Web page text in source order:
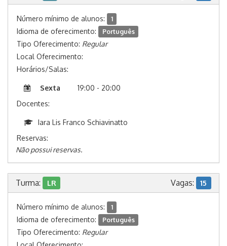
Número mínimo de alunos: 1
Idioma de oferecimento: Português
Tipo Oferecimento: Regular
Local Oferecimento:
Horários/Salas:
Sexta
19:00 - 20:00
Docentes:
Iara Lis Franco Schiavinatto
Reservas:
Não possui reservas.
Turma: LR Vagas: 15
Número mínimo de alunos: 1
Idioma de oferecimento: Português
Tipo Oferecimento: Regular